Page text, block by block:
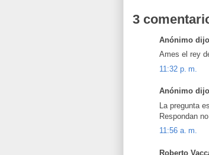
3
Anónimo
Ames el rey
11:32 p. m.
Anónimo
La pregunta
Respondan
11:56 a. m.
Roberto